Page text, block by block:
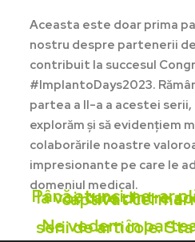
Aceasta este doar prima
nostru despre partenerii
contribuit la succesul
#ImplantoDays2023.
partea a II-a a acestei
explorăm și să evidențiem
colaborările noastre
impresionante pe care le
domeniul medical.
Până atunci, ne-ar plăcea să auzim de la voi: care dintre
Ne vedem în partea a II-a a acestei